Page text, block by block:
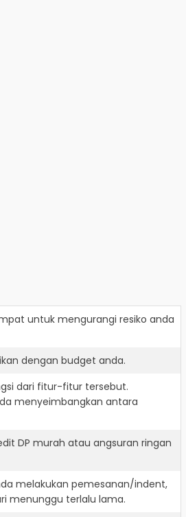
untuk mengurangi resiko anda
dengan budget anda.
dari fitur-fitur tersebut.
menyeimbangkan antara
DP murah atau angsuran ringan
melakukan pemesanan/indent,
menunggu terlalu lama.